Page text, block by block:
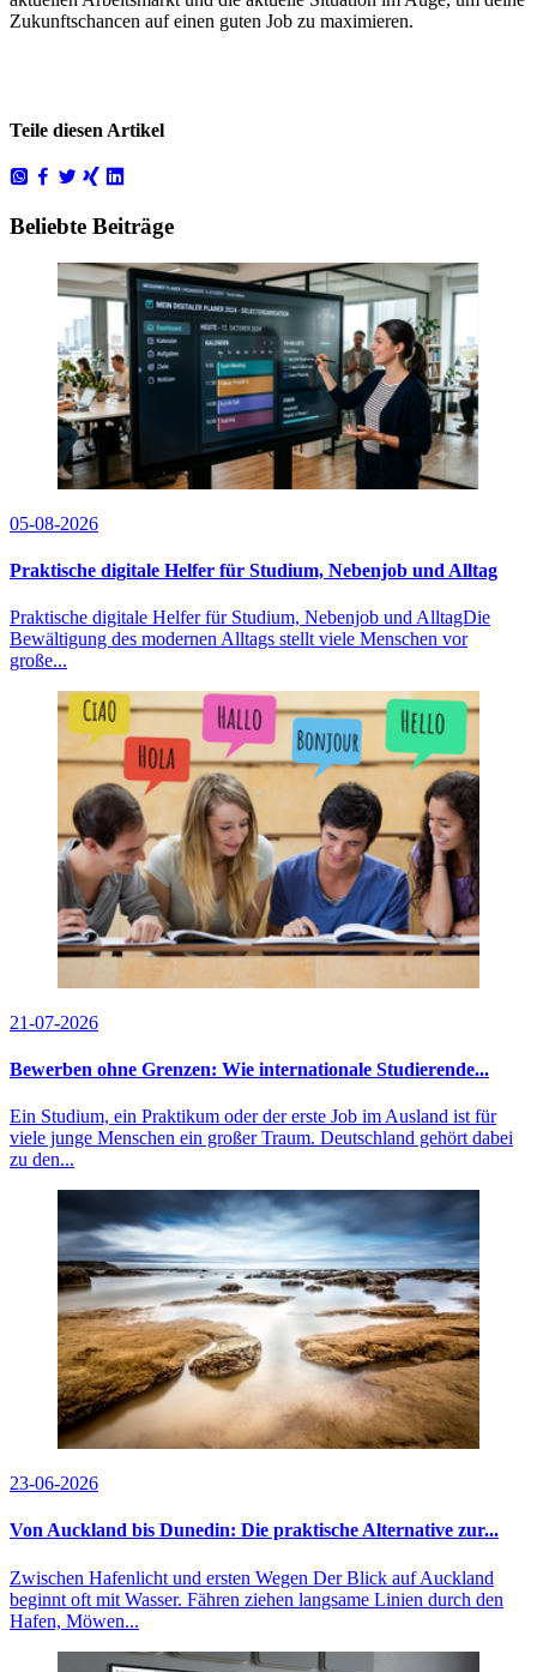
Zukunftschancen auf einen guten Job zu maximieren.
Teile diesen Artikel
Beliebte Beiträge
05-08-2026
Praktische digitale Helfer für Studium, Nebenjob und Alltag
Praktische digitale Helfer für Studium, Nebenjob und AlltagDie
Bewältigung des modernen Alltags stellt viele Menschen vor
große...
21-07-2026
Bewerben ohne Grenzen: Wie internationale Studierende...
Ein Studium, ein Praktikum oder der erste Job im Ausland ist für
viele junge Menschen ein großer Traum. Deutschland gehört dabei
zu den...
23-06-2026
Von Auckland bis Dunedin: Die praktische Alternative zur...
Zwischen Hafenlicht und ersten Wegen Der Blick auf Auckland
beginnt oft mit Wasser. Fähren ziehen langsame Linien durch den
Hafen, Möwen...